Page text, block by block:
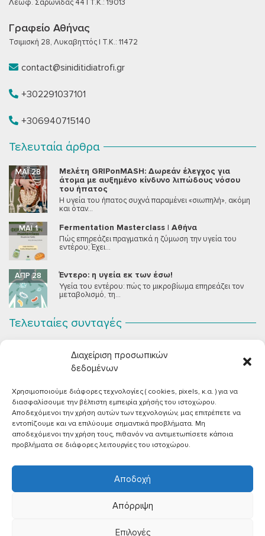
Διαχείριση προσωπικών
δεδομένων
Χρησιμοποιούμε διάφορες τεχνολογίες ( cookies, pixels, κ.α. ) για να
διασφαλίσουμε την βέλτιστη εμπειρία χρήσής του ιστοχώρου.
Αποδεχόμενοι την χρήση αυτών των τεχνολογιών, μας επιτρέπετε να
εντοπίζουμε και να επιλύουμε σημαντικά προβλήματα. Μη
αποδεχόμενοι την χρήση τους, πιθανόν να αντιμετωπίσετε κάποια
προβλήματα σε διάφορες λειτουργίες του ιστοχώρου.
Αποδοχή
Απόρριψη
Επιλογές
Λεωφ. Σαρωνίδας 44 | T.K.: 19013
Γραφείο Αθήνας
Τσιμισκή 28, Λυκαβηττός | T.K.: 11472
contact@siniditidiatrofi.gr
+302291037101
+306940715140
Τελευταία άρθρα
Μελέτη GRIPonMASH: Δωρεάν έλεγχος για
άτομα με αυξημένο κίνδυνο λιπώδους νόσου
του ήπατος
ΜΆΙ 28
Η υγεία του ήπατος συχνά παραμένει «σιωπηλή», ακόμη
και όταν...
Fermentation Masterclass | Αθήνα
ΜΆΙ 1
Πώς επηρεάζει πραγματικά η ζύμωση την υγεία του
εντέρου; Έχει...
Έντερο: η υγεία εκ των έσω!
ΑΠΡ 28
Υγεία του εντέρου: πώς το μικροβίωμα επηρεάζει τον
μεταβολισμό, τη...
Τελευταίες συνταγές
Μια μους σοκολάτας για όλους εμάς που θέλουμε να
συστήσουμε...
Vegan Χωριάτικη Σαλάτα με Φέτα από Τόφου
ΙΟΎΝ 26
Καλοκαίρι, ζεστάρα και “χωριάτικη” σαλάτα! Έχοντας
μεγαλώσει με αυτό το...
Πικάντικες πέννες με ντομάτα
ΙΟΎΝ 18